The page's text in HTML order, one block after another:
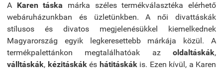
A Karen táska márka széles termékválasztéka elérhető
webáruházunkban és üzletünkben. A női divattáskák
stílusos és divatos megjelenésükkel kiemelkednek
Magyarország egyik legkeresettebb márkája közül. A
termékpalettánkon megtalálhatóak az oldaltáskák,
válltáskák, kézitáskákés hátitáskákis. Ezen kívül, a Karen